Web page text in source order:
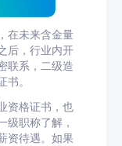
在未来含金量
后，行业内开
联系，二级造
。
资格证书，也
级职称了解，
资待遇。如果